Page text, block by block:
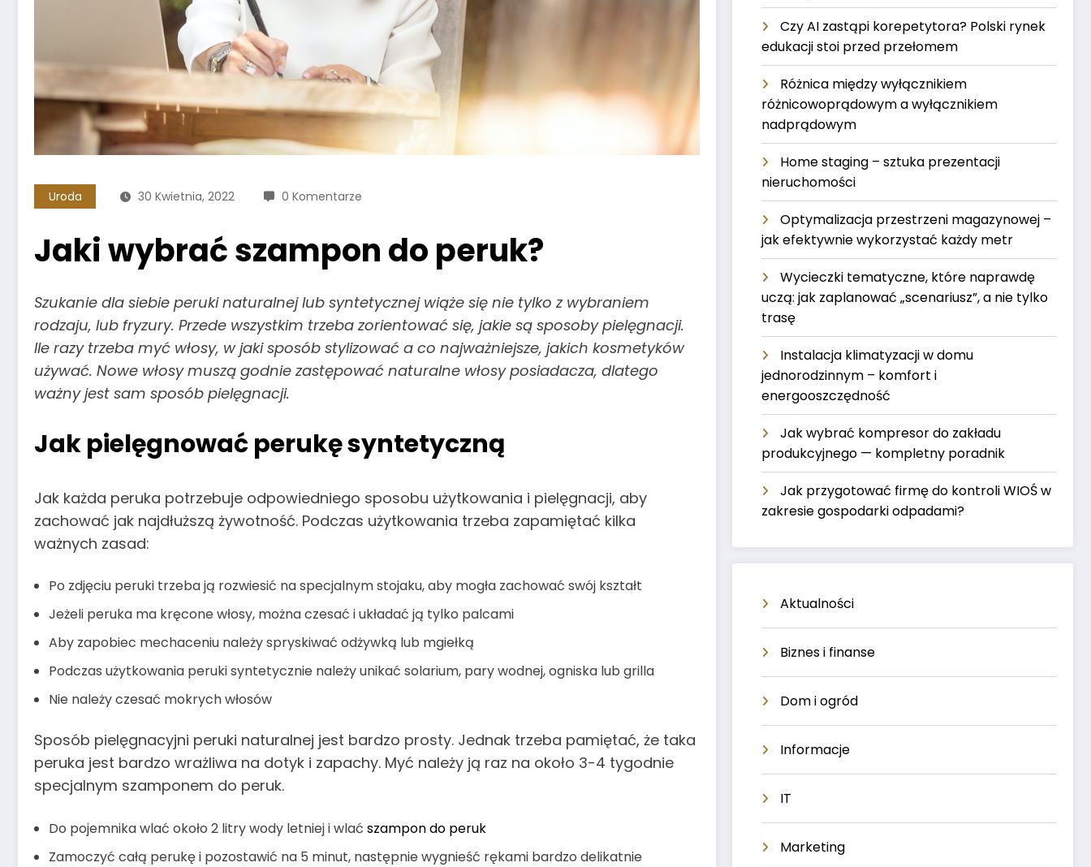
Uroda 30 Kwietnia, 2022 0 Komentarze
Jaki wybrać szampon do peruk?
Szukanie dla siebie peruki naturalnej lub syntetycznej wiąże się nie tylko z wybraniem
rodzaju, lub fryzury. Przede wszystkim trzeba zorientować się, jakie są sposoby pielęgnacji.
Ile razy trzeba myć włosy, w jaki sposób stylizować a co najważniejsze, jakich kosmetyków
używać. Nowe włosy muszą godnie zastępować naturalne włosy posiadacza, dlatego
ważny jest sam sposób pielęgnacji.
Jak pielęgnować perukę syntetyczną
Jak każda peruka potrzebuje odpowiedniego sposobu użytkowania i pielęgnacji, aby
zachować jak najdłuższą żywotność. Podczas użytkowania trzeba zapamiętać kilka
ważnych zasad:
Po zdjęciu peruki trzeba ją rozwiesić na specjalnym stojaku, aby mogła zachować swój kształt
Jeżeli peruka ma kręcone włosy, można czesać i układać ją tylko palcami
Aby zapobiec mechaceniu należy spryskiwać odżywką lub mgiełką
Podczas użytkowania peruki syntetycznie należy unikać solarium, pary wodnej, ogniska lub grilla
Nie należy czesać mokrych włosów
Sposób pielęgnacyjni peruki naturalnej jest bardzo prosty. Jednak trzeba pamiętać, że taka
peruka jest bardzo wrażliwa na dotyk i zapachy. Myć należy ją raz na około 3-4 tygodnie
specjalnym szamponem do peruk.
Do pojemnika wlać około 2 litry wody letniej i wlać szampon do peruk
Zamoczyć całą perukę i pozostawić na 5 minut, następnie wygnieść rękami bardzo delikatnie
Czy AI zastąpi korepetytora? Polski rynek
edukacji stoi przed przełomem
Różnica między wyłącznikiem
różnicowoprądowym a wyłącznikiem
nadprądowym
Home staging – sztuka prezentacji
nieruchomości
Optymalizacja przestrzeni magazynowej –
jak efektywnie wykorzystać każdy metr
Wycieczki tematyczne, które naprawdę
uczą: jak zaplanować „scenariusz”, a nie tylko
trasę
Instalacja klimatyzacji w domu
jednorodzinnym – komfort i
energooszczędność
Jak wybrać kompresor do zakładu
produkcyjnego — kompletny poradnik
Jak przygotować firmę do kontroli WIOŚ w
zakresie gospodarki odpadami?
Aktualności
Biznes i finanse
Dom i ogród
Informacje
IT
Marketing